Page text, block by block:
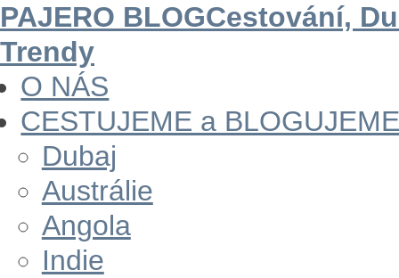
PAJERO BLOGCestování,
Trendy
O NÁS
CESTUJEME a
Dubaj
Austrálie
Angola
Indie